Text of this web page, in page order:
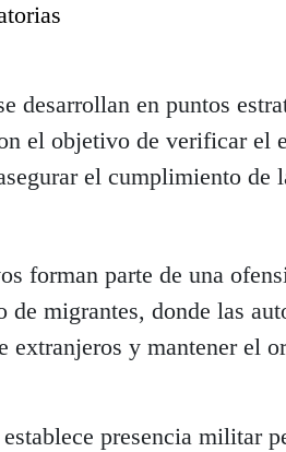
desarrollan en puntos
el objetivo de verificar el
el cumplimiento de
forman parte de una
de migrantes, donde las
extranjeros y mantener el
presencia militar